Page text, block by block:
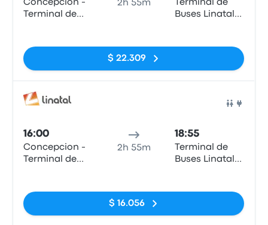
Concepcion -
Terminal de
2h 55m
Terminal de
Buses Linatal
$ 22.309
16:00
Concepcion -
Terminal de
2h 55m
18:55
Terminal de
Buses Linatal
$ 16.056